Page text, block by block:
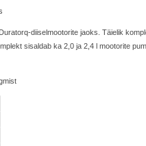
diiselmootorite jaoks. Täielik
sisaldab ka 2,0 ja 2,4 l mootorite